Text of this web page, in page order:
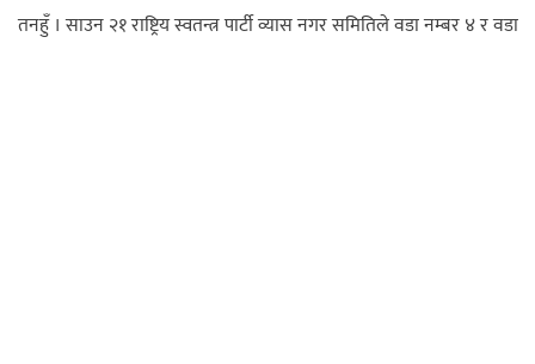
तनहुँ । साउन २१ राष्ट्रिय स्वतन्त्र पार्टी व्यास नगर समितिले वडा नम्बर ४ र वडा